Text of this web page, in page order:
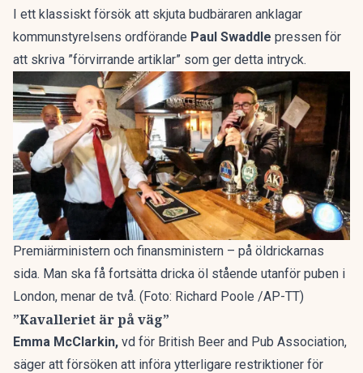
I ett klassiskt försök att skjuta budbäraren anklagar
kommunstyrelsens ordförande Paul Swaddle pressen för
att skriva ”förvirrande artiklar” som ger detta intryck.
Premiärministern och finansministern – på öldrickarnas
sida. Man ska få fortsätta dricka öl stående utanför puben i
London, menar de två. (Foto: Richard Poole /AP-TT)
”Kavalleriet är på väg”
Emma McClarkin, vd för British Beer and Pub Association,
säger att försöken att införa ytterligare restriktioner för